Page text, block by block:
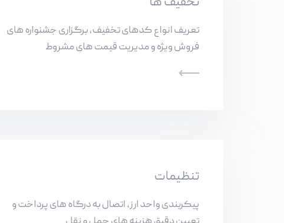
تعریف انواع کدهای تخفیف، برگزاری جشنواره های
فروش ویژه و مدیریت قیمت های مشروط
تنظیمات
پیکربندی واحد ارز، اتصال به درگاه های پرداخت و